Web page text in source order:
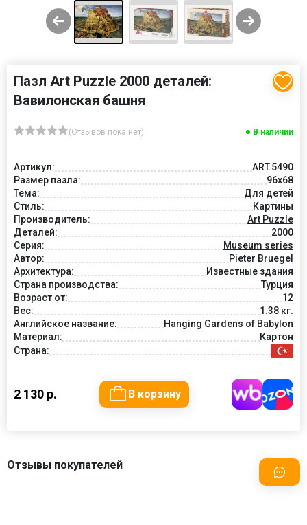
Пазл Art Puzzle 2000 деталей:
Вавилонская башня
(Отзывов пока нет) В наличии
Артикул:
ART.5490
Размер пазла:
96x68
Тема:
Для детей
Стиль:
Картины
Производитель:
Art Puzzle
Деталей:
2000
Серия:
Museum series
Автор:
Pieter Bruegel
Архитектура:
Известные здания
Страна производства:
Турция
Возраст от:
12
Вес:
1.38 кг.
Английское название:
Hanging Gardens of Babylon
Материал:
Картон
Страна:
2 130 р. В корзину
Отзывы покупателей